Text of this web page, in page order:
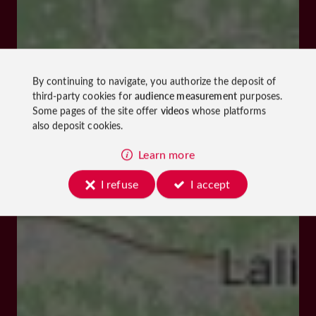
By continuing to navigate, you authorize the deposit of
third-party cookies foraudience measurementpurposes.
Some pages of the site offer videoswhose platforms
also deposit cookies.
Learn more
I refuse
I accept